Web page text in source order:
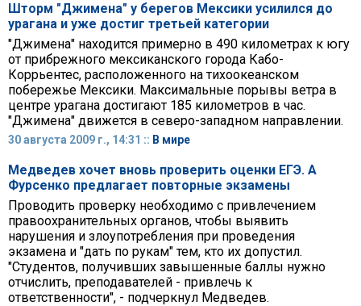
Шторм "Джимена" у берегов Мексики усилился до
урагана и уже достиг третьей категории
"Джимена" находится примерно в 490 километрах к югу
от прибрежного мексиканского города Кабо-
Коррьентес, расположенного на тихоокеанском
побережье Мексики. Максимальные порывы ветра в
центре урагана достигают 185 километров в час.
"Джимена" движется в северо-западном направлении.
30 августа 2009 г., 14:31 :: В мире
Медведев хочет вновь проверить оценки ЕГЭ. А
Фурсенко предлагает повторные экзамены
Проводить проверку необходимо с привлечением
правоохранительных органов, чтобы выявить
нарушения и злоупотребления при проведения
экзамена и "дать по рукам" тем, кто их допустил.
"Студентов, получивших завышенные баллы нужно
отчислить, преподавателей - привлечь к
ответственности", - подчеркнул Медведев.